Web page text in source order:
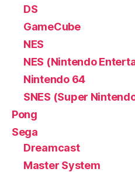
DS
GameCube
NES
NES (Nintendo
Nintendo 64
SNES (Super
Pong
Sega
Dreamcast
Master System